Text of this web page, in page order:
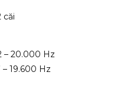
căi
– 20.000 Hz
19.600 Hz